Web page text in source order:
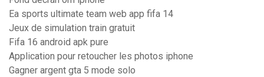
Ea sports ultimate team web app fifa 14
Jeux de simulation train gratuit
Fifa 16 android apk pure
Application pour retoucher les photos iphone
Gagner argent gta 5 mode solo